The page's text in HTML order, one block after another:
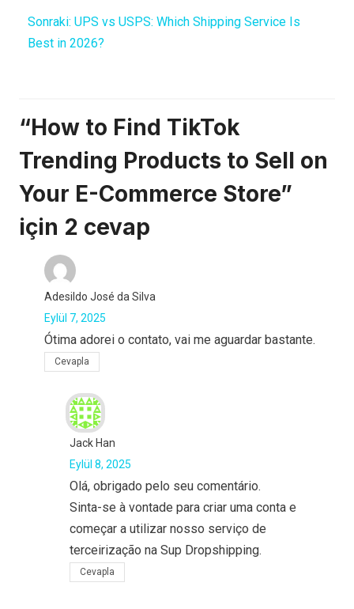
Sonraki: UPS vs USPS: Which Shipping Service Is
Best in 2026?
“How to Find TikTok
Trending Products to Sell on
Your E-Commerce Store”
için 2 cevap
Adesildo José da Silva
Eylül 7, 2025
Ótima adorei o contato, vai me aguardar bastante.
Cevapla
Jack Han
Eylül 8, 2025
Olá, obrigado pelo seu comentário.
Sinta-se à vontade para criar uma conta e
começar a utilizar nosso serviço de
terceirização na Sup Dropshipping.
Cevapla